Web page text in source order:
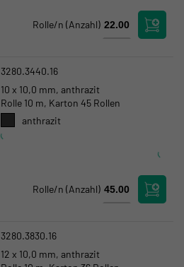
Rolle/n (Anzahl)
3280.3440.16
10 x 10,0 mm, anthrazit
Rolle 10 m, Karton 45 Rollen
anthrazit
Rolle/n (Anzahl)
3280.3830.16
12 x 10,0 mm, anthrazit